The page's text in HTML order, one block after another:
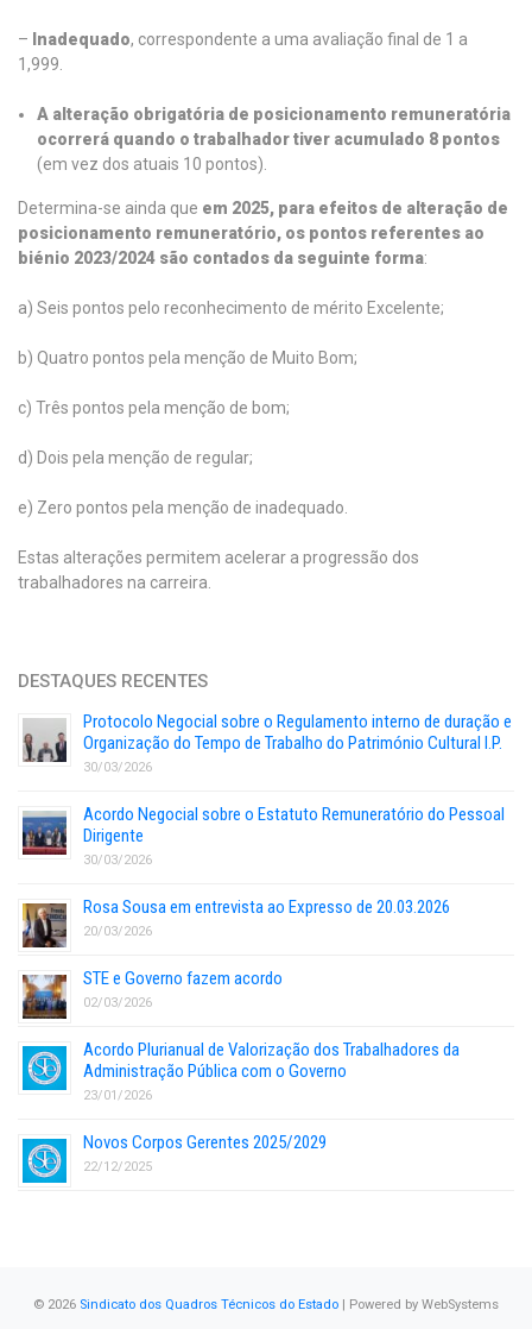
– Inadequado, correspondente a uma avaliação final de 1 a
1,999.
A alteração obrigatória de posicionamento remuneratória
ocorrerá quando o trabalhador tiver acumulado 8 pontos
(em vez dos atuais 10 pontos).
Determina-se ainda que em 2025, para efeitos de alteração de
posicionamento remuneratório, os pontos referentes ao
biénio 2023/2024 são contados da seguinte forma:
a) Seis pontos pelo reconhecimento de mérito Excelente;
b) Quatro pontos pela menção de Muito Bom;
c) Três pontos pela menção de bom;
d) Dois pela menção de regular;
e) Zero pontos pela menção de inadequado.
Estas alterações permitem acelerar a progressão dos
trabalhadores na carreira.
DESTAQUES RECENTES
Protocolo Negocial sobre o Regulamento interno de duração e
Organização do Tempo de Trabalho do Património Cultural I.P.
30/03/2026
Acordo Negocial sobre o Estatuto Remuneratório do Pessoal
Dirigente
30/03/2026
Rosa Sousa em entrevista ao Expresso de 20.03.2026
20/03/2026
STE e Governo fazem acordo
02/03/2026
Acordo Plurianual de Valorização dos Trabalhadores da
Administração Pública com o Governo
23/01/2026
Novos Corpos Gerentes 2025/2029
22/12/2025
© 2026 Sindicato dos Quadros Técnicos do Estado | Powered by WebSystems